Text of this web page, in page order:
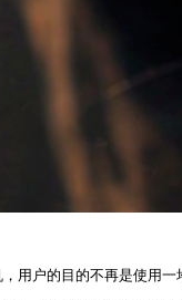
用户的目的不再是使用